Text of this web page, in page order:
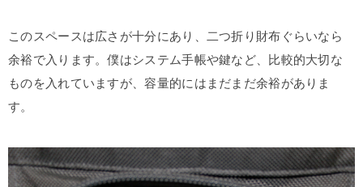
このスペースは広さが十分にあり、二つ折り財布ぐらいなら
余裕で入ります。僕はシステム手帳や鍵など、比較的大切な
ものを入れていますが、容量的にはまだまだ余裕がありま
す。